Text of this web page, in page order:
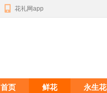
花礼网app
首页 鲜花 永生花